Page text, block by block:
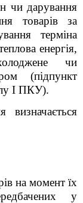
чи дарування
товарів за
терміна
енергія,
чи
(підпункт
I ПКУ).
визначається
на момент їх
у